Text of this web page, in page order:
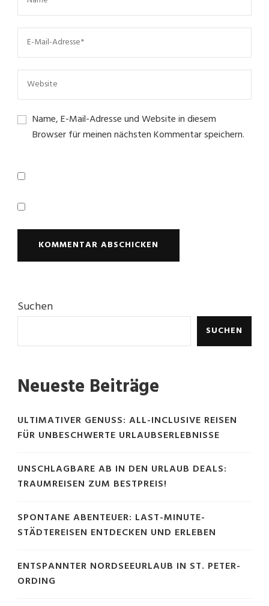
Name, E-Mail-Adresse und Website in diesem
Browser für meinen nächsten Kommentar speichern.
Suchen
SUCHEN
Neueste Beiträge
ULTIMATIVER GENUSS: ALL-INCLUSIVE REISEN
FÜR UNBESCHWERTE URLAUBSERLEBNISSE
UNSCHLAGBARE AB IN DEN URLAUB DEALS:
TRAUMREISEN ZUM BESTPREIS!
SPONTANE ABENTEUER: LAST-MINUTE-
STÄDTEREISEN ENTDECKEN UND ERLEBEN
ENTSPANNTER NORDSEEURLAUB IN ST. PETER-
ORDING